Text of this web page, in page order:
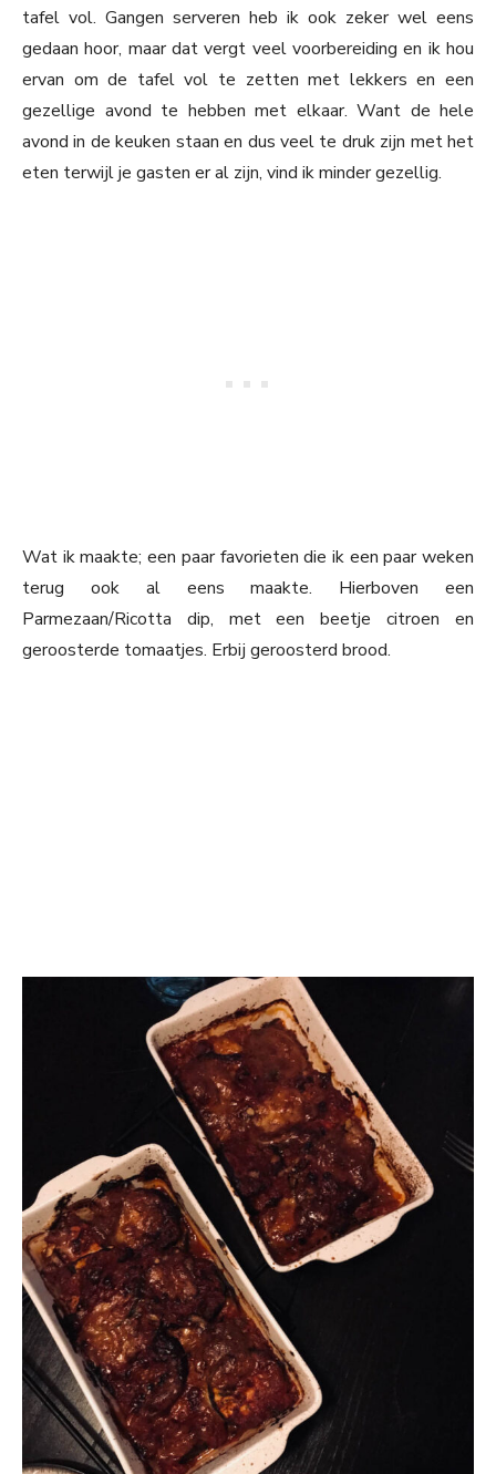
tafel vol. Gangen serveren heb ik ook zeker wel eens
gedaan hoor, maar dat vergt veel voorbereiding en ik hou
ervan om de tafel vol te zetten met lekkers en een
gezellige avond te hebben met elkaar. Want de hele
avond in de keuken staan en dus veel te druk zijn met het
eten terwijl je gasten er al zijn, vind ik minder gezellig.
Wat ik maakte; een paar favorieten die ik een paar weken
terug ook al eens maakte. Hierboven een
Parmezaan/Ricotta dip, met een beetje citroen en
geroosterde tomaatjes. Erbij geroosterd brood.